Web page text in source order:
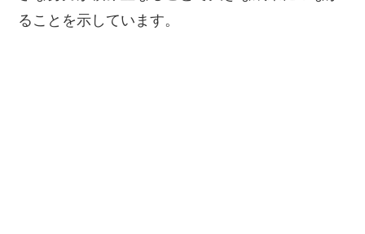
ることを示しています。